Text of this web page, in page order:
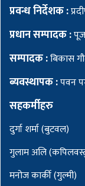
प्रवन्ध निर्देशक :
प्रधान सम्पादक :
सम्पादक :बिकास
ब्यवस्थापक :पवन
सहकर्मीहरु
दुर्गा शर्मा (बुटवल)
गुलाम अलि
मनोज कार्की (गुल्मी)